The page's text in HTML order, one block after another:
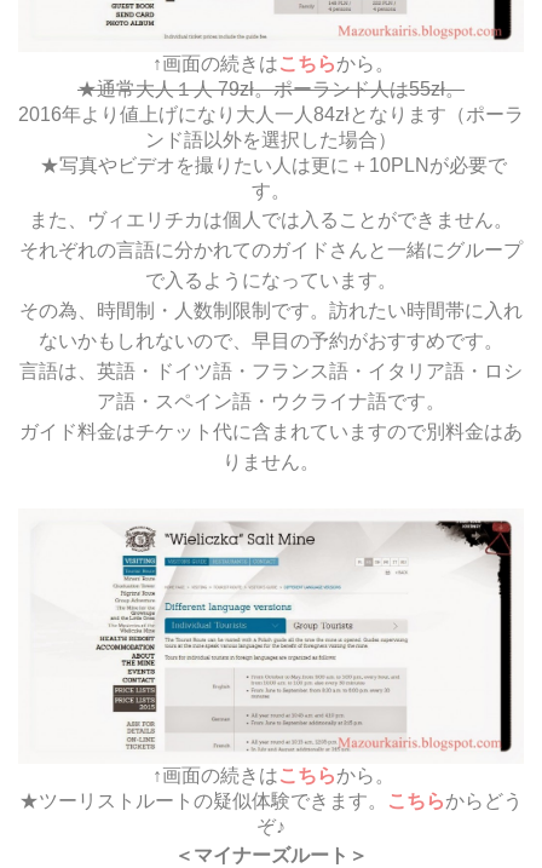
↑画面の続きはこちらから。
★通常大人１人 79zł。ポーランド人は55zł。
2016年より値上げになり大人一人84złとなります（ポーラ
ンド語以外を選択した場合）
★写真やビデオを撮りたい人は更に＋10PLNが必要で
す。
また、ヴィエリチカは個人では入ることができません。
それぞれの言語に分かれてのガイドさんと一緒にグループ
で入るようになっています。
その為、時間制・人数制限制です。訪れたい時間帯に入れ
ないかもしれないので、早目の予約がおすすめです。
言語は、英語・ドイツ語・フランス語・イタリア語・ロシ
ア語・スペイン語・ウクライナ語です。
ガイド料金はチケット代に含まれていますので別料金はあ
りません。
↑画面の続きはこちらから。
★ツーリストルートの疑似体験できます。
こちらからどう
ぞ♪
＜マイナーズルート＞